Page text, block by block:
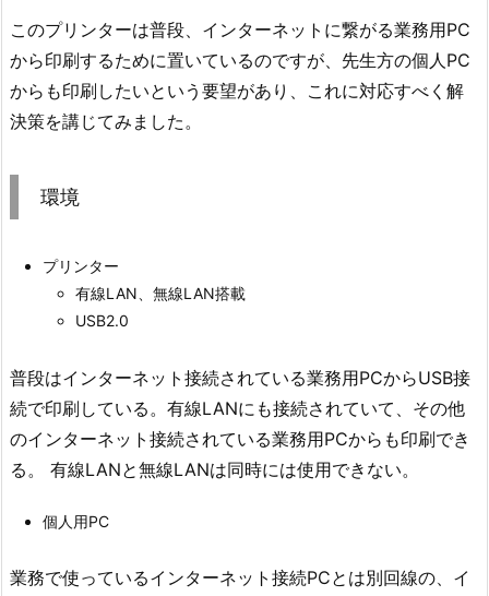
このプリンターは普段、インターネットに繋がる業務用PC
から印刷するために置いているのですが、先生方の個人PC
からも印刷したいという要望があり、これに対応すべく解
決策を講じてみました。
環境
プリンター
有線LAN、無線LAN搭載
USB2.0
普段はインターネット接続されている業務用PCからUSB接
続で印刷している。有線LANにも接続されていて、その他
のインターネット接続されている業務用PCからも印刷でき
る。 有線LANと無線LANは同時には使用できない。
個人用PC
業務で使っているインターネット接続PCとは別回線の、イ